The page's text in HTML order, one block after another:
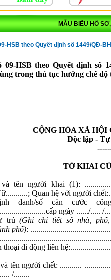
MẪU BIỂU HỒ
HSB theo Quyết định số 1449/QĐ-
09-HSB theo Quyết định số
trong thủ tục hưởng chế
CỘNG HÒA XÃ
Độc lập -
TỜ KHAI
tên người khai (1):
Quan hệ với người
danh/số căn cước công
ngày ....../..... /
trú(Ghi chi tiết số nhà, phố,
phố):
thoại di động liên
tên người chết: ...........
/........